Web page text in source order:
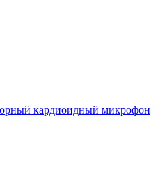
кардиоидный микрофон